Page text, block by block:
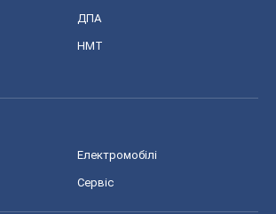
ДПА
НМТ
Електромобілі
Сервіс